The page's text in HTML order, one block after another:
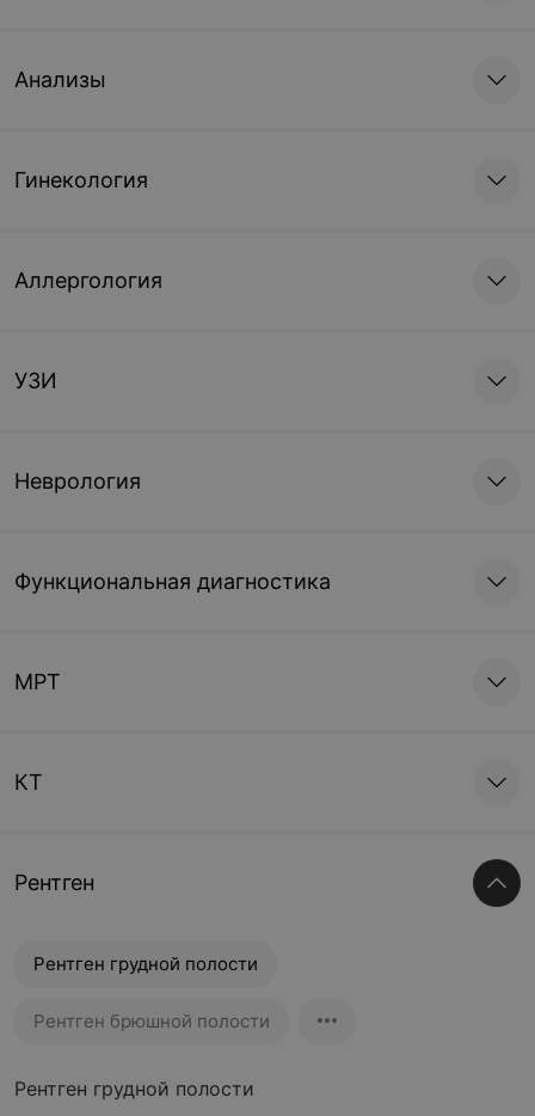
Анализы
Гинекология
Аллергология
УЗИ
Неврология
Функциональная диагностика
МРТ
КТ
Рентген
Рентген грудной полости
Рентген брюшной полости
Рентген грудной полости